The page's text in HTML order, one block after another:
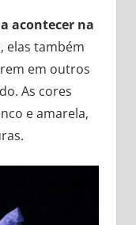
acontecer na
elas também
em outros
As cores
e amarela,